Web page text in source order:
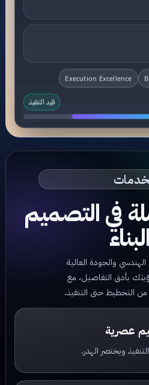
Execution Excellence
قيد التنفيذ
في التصميم
والجودة العالية
بأدق التفاصيل، مع
التخطيط حتى التنفيذ.
عصرية
ويختصر الهدر.